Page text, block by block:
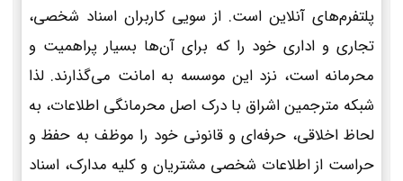
پلتفرم‌های آنلاین است. از سویی کاربران اسناد شخصی،
تجاری و اداری خود را که برای آن‌ها بسیار پراهمیت و
محرمانه است، نزد این موسسه به امانت می‌گذارند. لذا
شبکه مترجمین اشراق با درک اصل محرمانگی اطلاعات، به
لحاظ اخلاقی، حرفه‌ای و قانونی خود را موظف به حفظ و
حراست از اطلاعات شخصی مشتریان و کلیه مدارک، اسناد